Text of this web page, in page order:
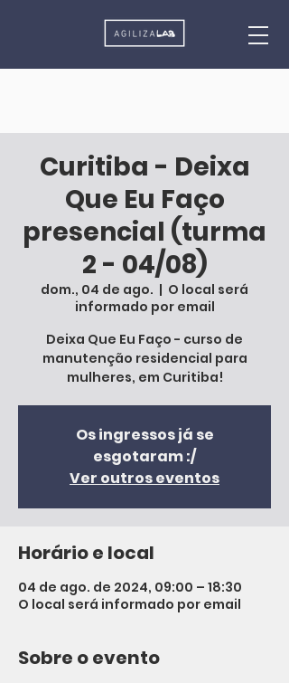
Curitiba - Deixa
Que Eu Faço
presencial (turma
2 - 04/08)
dom., 04 de ago.
  |
O local será
informado por email
Deixa Que Eu Faço - curso de
manutenção residencial para
mulheres, em Curitiba!
Os ingressos já se
esgotaram :/
Ver outros eventos
Horário e local
04 de ago. de 2024, 09:00 – 18:30
O local será informado por email
Sobre o evento